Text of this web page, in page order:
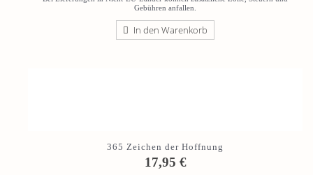
Gebühren anfallen.
In den Warenkorb
365 Zeichen der Hoffnung
17,95 €